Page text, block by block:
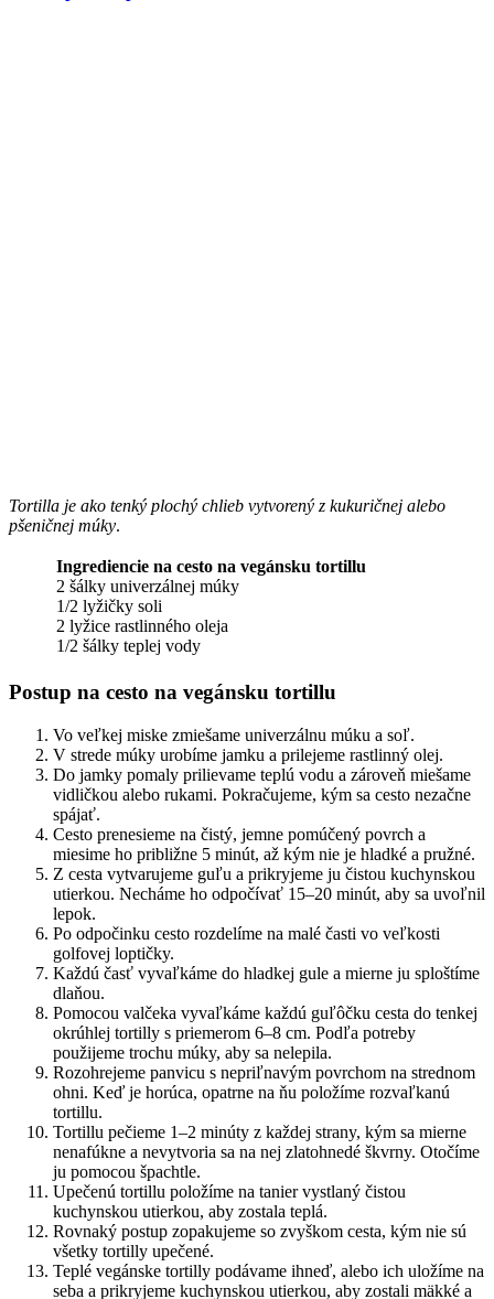
Tortilla je ako tenký plochý chlieb vytvorený z kukuričnej alebo
pšeničnej múky.
Ingrediencie na cesto na vegánsku tortillu
2 šálky univerzálnej múky
1/2 lyžičky soli
2 lyžice rastlinného oleja
1/2 šálky teplej vody
Postup na cesto na vegánsku tortillu
Vo veľkej miske zmiešame univerzálnu múku a soľ.
V strede múky urobíme jamku a prilejeme rastlinný olej.
Do jamky pomaly prilievame teplú vodu a zároveň miešame
vidličkou alebo rukami. Pokračujeme, kým sa cesto nezačne
spájať.
Cesto prenesieme na čistý, jemne pomúčený povrch a
miesime ho približne 5 minút, až kým nie je hladké a pružné.
Z cesta vytvarujeme guľu a prikryjeme ju čistou kuchynskou
utierkou. Necháme ho odpočívať 15–20 minút, aby sa uvoľnil
lepok.
Po odpočinku cesto rozdelíme na malé časti vo veľkosti
golfovej loptičky.
Každú časť vyvaľkáme do hladkej gule a mierne ju sploštíme
dlaňou.
Pomocou valčeka vyvaľkáme každú guľôčku cesta do tenkej
okrúhlej tortilly s priemerom 6–8 cm. Podľa potreby
použijeme trochu múky, aby sa nelepila.
Rozohrejeme panvicu s nepriľnavým povrchom na strednom
ohni. Keď je horúca, opatrne na ňu položíme rozvaľkanú
tortillu.
Tortillu pečieme 1–2 minúty z každej strany, kým sa mierne
nenafúkne a nevytvoria sa na nej zlatohnedé škvrny. Otočíme
ju pomocou špachtle.
Upečenú tortillu položíme na tanier vystlaný čistou
kuchynskou utierkou, aby zostala teplá.
Rovnaký postup zopakujeme so zvyškom cesta, kým nie sú
všetky tortilly upečené.
Teplé vegánske tortilly podávame ihneď, alebo ich uložíme na
seba a prikryjeme kuchynskou utierkou, aby zostali mäkké a